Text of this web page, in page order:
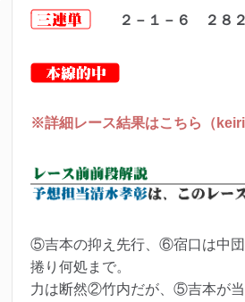
２－１－６ ２８
※詳細レース結果はこちら（
⑤吉本の抑え先行、⑥宿口は中
捲り何処まで。
力は断然②竹内だが、⑤吉本が当